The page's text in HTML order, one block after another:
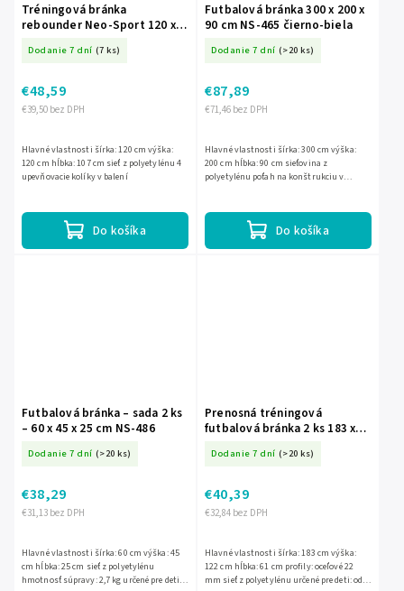
Tréningová bránka
rebounder Neo-Sport 120 x
Dodanie 7 dní (7 ks)
€39,50 bez DPH
€48,59
Do košíka
Hlavné vlastnosti šírka: 120 cm výška:
120 cm hĺbka: 107 cm sieť z polyetylénu 4
upevňovacie kolíky v balení
Futbalová bránka 300 x 200 x
90 cm NS-465 čierno-biela
Dodanie 7 dní (>20 ks)
€71,46 bez DPH
€87,89
Do košíka
Hlavné vlastnosti šírka: 300 cm výška:
200 cm hĺbka: 90 cm sieťovina z
polyetylénu poťah na konštrukciu v
Futbalová bránka – sada 2 ks
– 60 x 45 x 25 cm NS-486
Dodanie 7 dní (>20 ks)
€31,13 bez DPH
€38,29
Hlavné vlastnosti šírka: 60 cm výška: 45
cm hĺbka: 25 cm sieť z polyetylénu
hmotnosť súpravy: 2,7 kg určené pre deti:
Prenosná tréningová
futbalová bránka 2 ks 183 x
Dodanie 7 dní (>20 ks)
€32,84 bez DPH
€40,39
Hlavné vlastnosti šírka: 183 cm výška:
122 cm hĺbka: 61 cm profily: oceľové 22
mm sieť z polyetylénu určené pre deti: od 3